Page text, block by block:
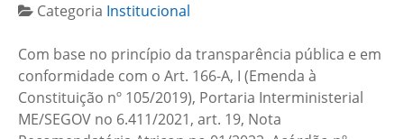
Categoria Institucional
Com base no princípio da transparência pública e em
conformidade com o Art. 166-A, I (Emenda à
Constituição nº 105/2019), Portaria Interministerial
ME/SEGOV no 6.411/2021, art. 19, Nota